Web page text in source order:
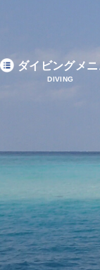
ダイビングメ
DIVING